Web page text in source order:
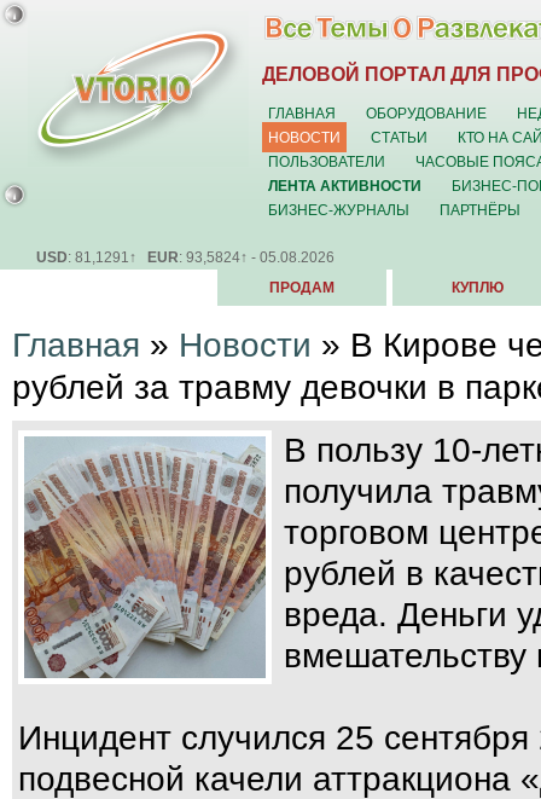
ДЕЛОВОЙ ПОРТАЛ ДЛЯ
ГЛАВНАЯ ОБОРУДОВАНИЕ
НОВОСТИ
СТАТЬИ
КТО НА
ПОЛЬЗОВАТЕЛИ
ЧАСОВЫЕ
ЛЕНТА АКТИВНОСТИ
БИЗНЕС-
БИЗНЕС-ЖУРНАЛЫ
ПАРТНЁРЫ
USD: 81,1291↑ EUR: 93,5824↑ - 05.08.2026
ПРОДАМ КУПЛЮ
Главная » Новости » В Кирове
рублей за травму девочки в
В пользу 10-
получила
торговом
рублей в
вреда. Деньги
вмешательству
Инцидент случился 25
подвесной качели аттракциона